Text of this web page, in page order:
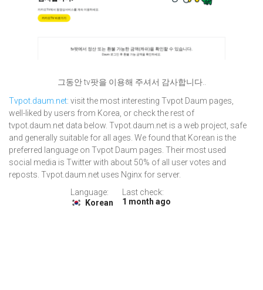
그동안 tv팟을 이용해 주셔서 감사합니다..
Tvpot.daum.net: visit the most interesting Tvpot Daum pages,
well-liked by users from Korea, or check the rest of
tvpot.daum.net data below. Tvpot.daum.net is a web project, safe
and generally suitable for all ages. We found that Korean is the
preferred language on Tvpot Daum pages. Their most used
social media is Twitter with about 50% of all user votes and
reposts. Tvpot.daum.net uses Nginx for server.
Language:
Korean
Last check:
1 month ago